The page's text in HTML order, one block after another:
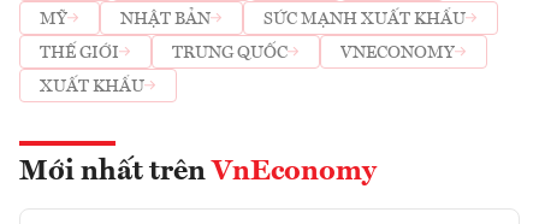
MỸ
NHẬT BẢN
SỨC MẠNH XUẤT KHẨU
THẾ GIỚI
TRUNG QUỐC
VNECONOMY
XUẤT KHẨU
Mới nhất trên VnEconomy